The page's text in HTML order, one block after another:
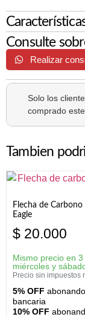
Consulte
Realizar
Solo los
comprado
Tambien
Flecha de
Eagle
$ 20.000
Mismo precio en
miércoles y
Precio sin impuestos
5% OFF
bancaria
10% OFF